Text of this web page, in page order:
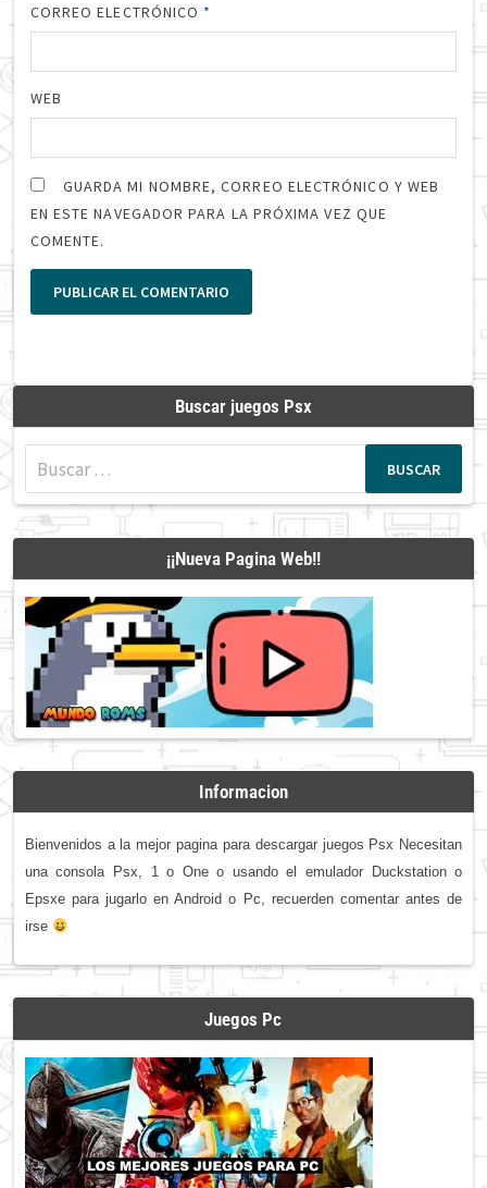
CORREO ELECTRÓNICO *
WEB
GUARDA MI NOMBRE, CORREO ELECTRÓNICO Y WEB
EN ESTE NAVEGADOR PARA LA PRÓXIMA VEZ QUE
COMENTE.
Buscar juegos Psx
¡¡Nueva Pagina Web!!
Informacion
Bienvenidos a la mejor pagina para descargar juegos Psx Necesitan
una consola Psx, 1 o One o usando el emulador Duckstation o
Epsxe para jugarlo en Android o Pc, recuerden comentar antes de
irse
Juegos Pc